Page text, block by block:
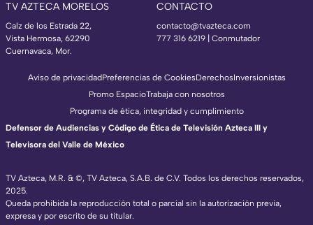
TV AZTECA MORELOS
Calz de los Estrada 22,
Vista Hermosa, 62290
Cuernavaca, Mor.
CONTACTO
contacto@tvazteca.com
777 316 6219 | Conmutador
TV Azteca, M.R. & ©, TV Azteca, S.A.B. de C.V. Todos los derechos reservados,
2025.
Queda prohibida la reproducción total o parcial sin la autorización previa,
expresa y por escrito de su titular.
Aviso de privacidadPreferencias de CookiesDerechosInversionistas
Promo EspacioTrabaja con nosotros
Programa de ética, integridad y cumplimiento
Defensor de Audiencias y Código de Ética de Televisión Azteca III y
Televisora del Valle de México